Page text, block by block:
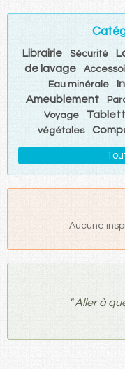
Librairie Sécurité
de lavage
Eau minérale
Ameublement
Voyage
végétales
Aucune
" Aller à